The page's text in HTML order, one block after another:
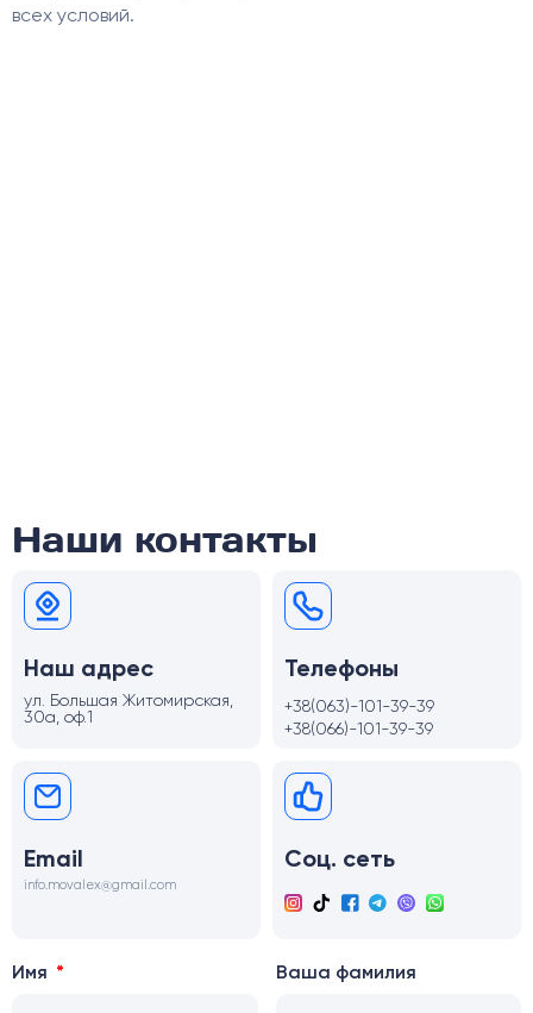
всех условий.
Наши контакты
Наш адрес
ул. Большая Житомирская,
30а, оф.1
Телефоны
+38(063)-101-39-39
+38(066)-101-39-39
Email
info.movalex@gmail.com
Соц. сеть
Имя Ваша фамилия